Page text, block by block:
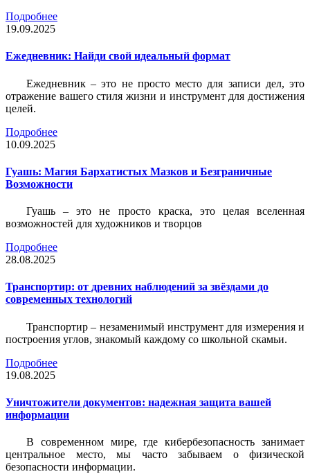
Подробнее
19.09.2025
Ежедневник: Найди свой идеальный формат
Ежедневник – это не просто место для записи дел, это
отражение вашего стиля жизни и инструмент для достижения
целей.
Подробнее
10.09.2025
Гуашь: Магия Бархатистых Мазков и Безграничные
Возможности
Гуашь – это не просто краска, это целая вселенная
возможностей для художников и творцов
Подробнее
28.08.2025
Транспортир: от древних наблюдений за звёздами до
современных технологий
Транспортир – незаменимый инструмент для измерения и
построения углов, знакомый каждому со школьной скамьи.
Подробнее
19.08.2025
Уничтожители документов: надежная защита вашей
информации
В современном мире, где кибербезопасность занимает
центральное место, мы часто забываем о физической
безопасности информации.